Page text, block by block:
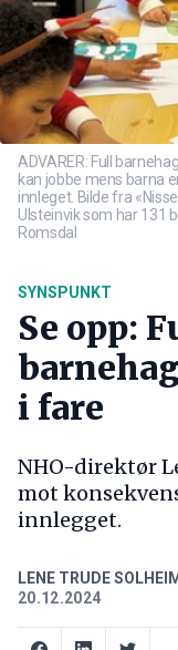
ADVARER: Full
kan jobbe mens barna
innleget. Bilde fra
Ulsteinvik som har 131
Romsdal
SYNSPUNKT
Se opp:
i fare
NHO-direktør
mot
innlegget.
LENE TRUDE SOLHEIM
20.12.2024